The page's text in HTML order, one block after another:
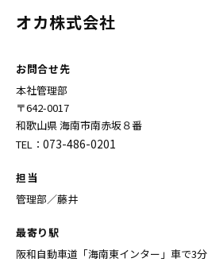
オカ株式会社
お問合せ先
本社管理部
〒642-0017
和歌山県 海南市南赤坂８番
TEL： 073-486-0201
担当
管理部／藤井
最寄り駅
阪和自動車道「海南東インター」車で3分